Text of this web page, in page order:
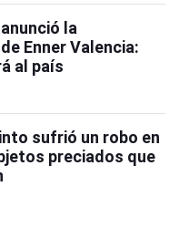
la
Enner Valencia:
al país
sufrió un robo en
preciados que